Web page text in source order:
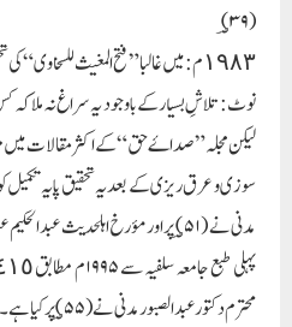
( ؃۳۹ )
١٩٨٣م : میں غالبا ” فتح المغیث للسخاوی “ کی تحقیق و تعلیق سے وابستہ ہوۓ ۔
نوٹ : تلاشِ بسیار کے باوجود یہ سراغ نہ ملا
لیکن مجلہ ” صداۓ حق “ کے اکثر مقالات
سوزی و عرق ریزی کے بعد یہ تحقیق پایہ تکمیل کو
محترم دکتور عبد الصبور مدنی نے (؃۵۵ ) پر کیا ہے ۔( الله أعلم بالصواب )